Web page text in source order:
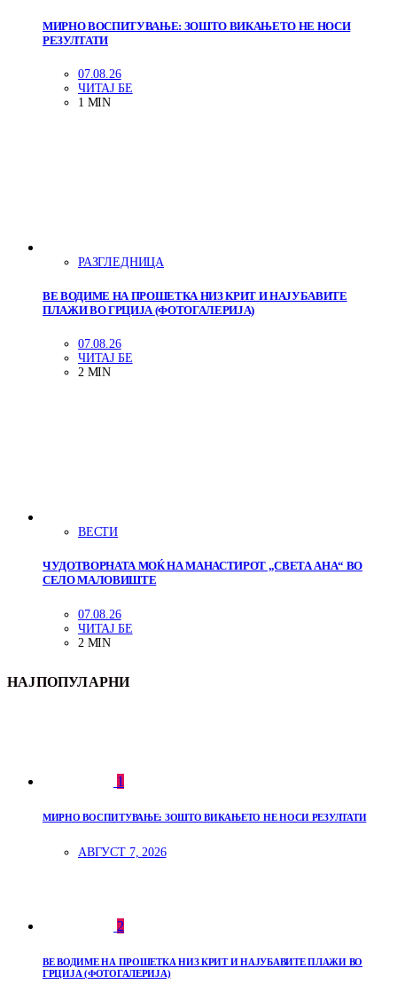
МИРНО ВОСПИТУВАЊЕ: ЗОШТО ВИКАЊЕТО НЕ НОСИ
РЕЗУЛТАТИ
07.08.26
ЧИТАЈ БЕ
1 MIN
РАЗГЛЕДНИЦА
ВЕ ВОДИМЕ НА ПРОШЕТКА НИЗ КРИТ И НАЈУБАВИТЕ
ПЛАЖИ ВО ГРЦИЈА (ФОТОГАЛЕРИЈА)
07.08.26
ЧИТАЈ БЕ
2 MIN
ВЕСТИ
ЧУДОТВОРНАТА МОЌ НА МАНАСТИРОТ „СВЕТА АНА“ ВО
СЕЛО МАЛОВИШТЕ
07.08.26
ЧИТАЈ БЕ
2 MIN
НАЈПОПУЛАРНИ
1
МИРНО ВОСПИТУВАЊЕ: ЗОШТО ВИКАЊЕТО НЕ НОСИ РЕЗУЛТАТИ
АВГУСТ 7, 2026
2
ВЕ ВОДИМЕ НА ПРОШЕТКА НИЗ КРИТ И НАЈУБАВИТЕ ПЛАЖИ ВО
ГРЦИЈА (ФОТОГАЛЕРИЈА)